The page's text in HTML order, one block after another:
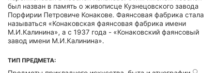
был назван в память о живописце Кузнецовского завода
Порфирии Петровиче Конакове. Фаянсовая фабрика стала
называться «Конаковская фаянсовая фабрика имени
М.И.Калинина», а с 1937 года - «Конаковский фаянсовый
завод имени М.И.Калинина».
ТИП ПРЕДМЕТА: